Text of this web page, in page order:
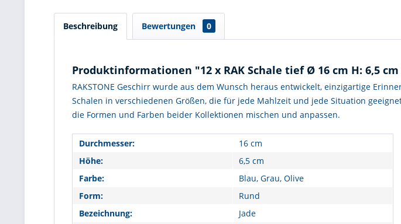
Beschreibung Bewertungen 0
Produktinformationen "12 x RAK Schale tief Ø 16 cm H: 6,5 cm
RAKSTONE Geschirr wurde aus dem Wunsch heraus entwickelt, einzigartige
Schalen in verschiedenen Größen, die für jede Mahlzeit und jede Situation
die Formen und Farben beider Kollektionen mischen und anpassen.
Durchmesser:
16 cm
Höhe:
6,5 cm
Farbe:
Blau, Grau, Olive
Form:
Rund
Bezeichnung:
Jade